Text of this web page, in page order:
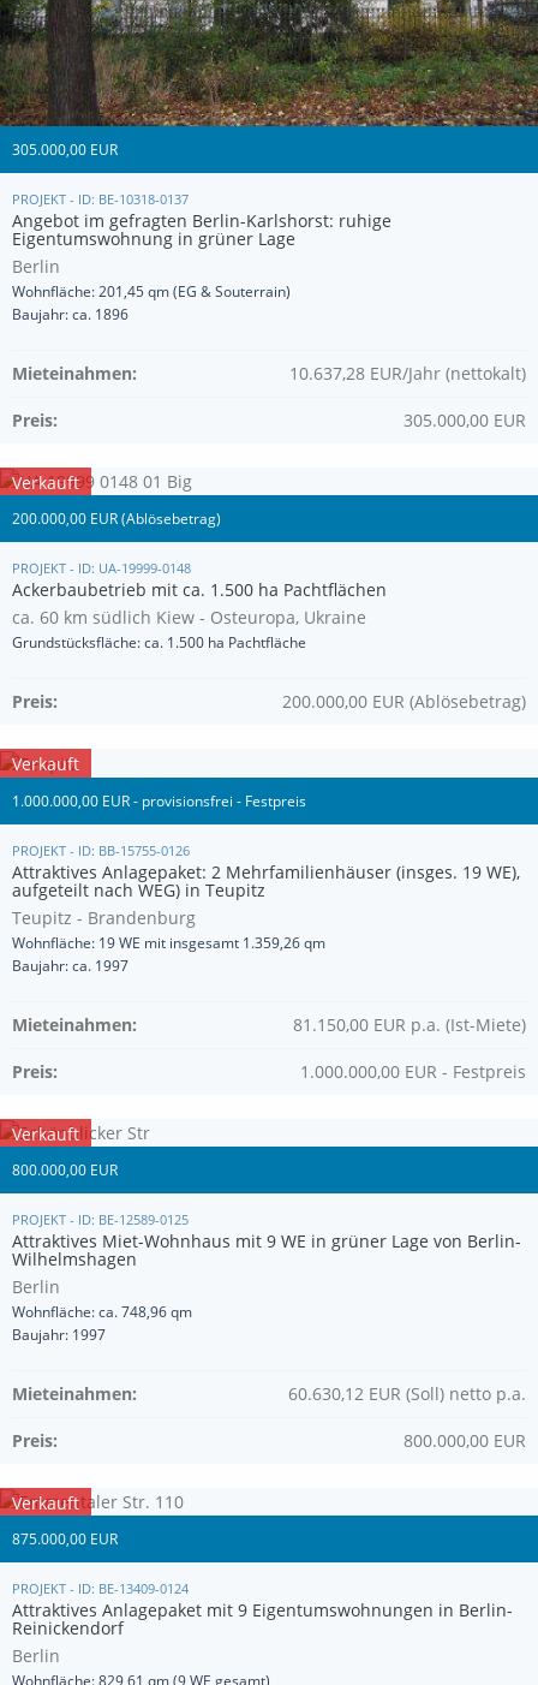
305.000,00 EUR
PROJEKT - ID: BE-10318-0137
Angebot im gefragten Berlin-Karlshorst: ruhige
Eigentumswohnung in grüner Lage
Berlin
Wohnfläche: 201,45 qm (EG & Souterrain)
Baujahr: ca. 1896
10.637,28 EUR/Jahr (nettokalt)
Mieteinahmen:
305.000,00 EUR
Preis:
Verkauft
200.000,00 EUR (Ablösebetrag)
PROJEKT - ID: UA-19999-0148
Ackerbaubetrieb mit ca. 1.500 ha Pachtflächen
ca. 60 km südlich Kiew - Osteuropa, Ukraine
Grundstücksfläche: ca. 1.500 ha Pachtfläche
200.000,00 EUR (Ablösebetrag)
Preis:
Verkauft
1.000.000,00 EUR - provisionsfrei - Festpreis
PROJEKT - ID: BB-15755-0126
Attraktives Anlagepaket: 2 Mehrfamilienhäuser (insges. 19 WE),
aufgeteilt nach WEG) in Teupitz
Teupitz - Brandenburg
Wohnfläche: 19 WE mit insgesamt 1.359,26 qm
Baujahr: ca. 1997
81.150,00 EUR p.a. (Ist-Miete)
Mieteinahmen:
1.000.000,00 EUR - Festpreis
Preis:
Verkauft
800.000,00 EUR
PROJEKT - ID: BE-12589-0125
Attraktives Miet-Wohnhaus mit 9 WE in grüner Lage von Berlin-
Wilhelmshagen
Berlin
Wohnfläche: ca. 748,96 qm
Baujahr: 1997
60.630,12 EUR (Soll) netto p.a.
Mieteinahmen:
800.000,00 EUR
Preis:
Verkauft
875.000,00 EUR
PROJEKT - ID: BE-13409-0124
Attraktives Anlagepaket mit 9 Eigentumswohnungen in Berlin-
Reinickendorf
Berlin